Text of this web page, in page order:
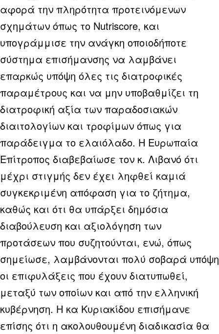
αφορά την πληρότητα προτεινόμενων
σχημάτων όπως το Nutriscore, και
υπογράμμισε την ανάγκη οποιοδήποτε
σύστημα επισήμανσης να λαμβάνει
επαρκώς υπόψη όλες τις διατροφικές
παραμέτρους και να μην υποβαθμίζει τη
διατροφική αξία των παραδοσιακών
διαιτολογίων και τροφίμων όπως για
παράδειγμα το ελαιόλαδο. Η Ευρωπαία
Επίτροπος διαβεβαίωσε τον κ. Λιβανό ότι
μέχρι στιγμής δεν έχει ληφθεί καμιά
συγκεκριμένη απόφαση για το ζήτημα,
καθώς και ότι θα υπάρξει δημόσια
διαβούλευση και αξιολόγηση των
προτάσεων που συζητούνται, ενώ, όπως
σημείωσε, λαμβάνονται πολύ σοβαρά υπόψη
οι επιφυλάξεις που έχουν διατυπωθεί,
μεταξύ των οποίων και από την ελληνική
κυβέρνηση. Η κα Κυριακίδου επισήμανε
επίσης ότι η ακολουθουμένη διαδικασία θα